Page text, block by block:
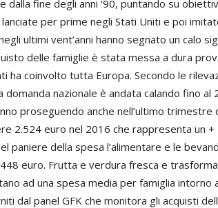
dalla fine degli anni ‘90, puntando su
per prime negli Stati Uniti e poi
ultimi vent’anni hanno segnato un calo
delle famiglie è stata messa a dura
ha coinvolto tutta Europa. Secondo le
domanda nazionale è andata calando fino
proseguendo anche nell’ultimo trimestre
2.524 euro nel 2016 che rappresenta un +
paniere della spesa l’alimentare e le
euro. Frutta e verdura fresca e
ad una spesa media per famiglia intorno
dal panel GFK che monitora gli acquisti